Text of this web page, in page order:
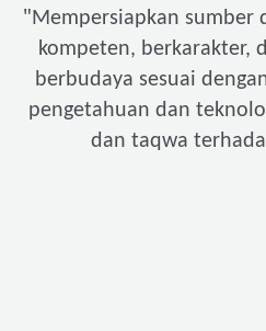
"Mempersiapkan sumber
kompeten, berkarakter,
berbudaya sesuai
pengetahuan dan
dan taqwa